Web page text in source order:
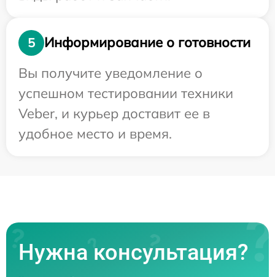
5
Информирование о готовности
Вы получите уведомление о
успешном тестировании техники
Veber, и курьер доставит ее в
удобное место и время.
Нужна консультация?